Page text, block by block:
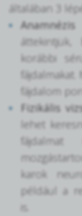
általában 3
korábbi
fájdalom
Fizikális
lehet
karok
például a
is.